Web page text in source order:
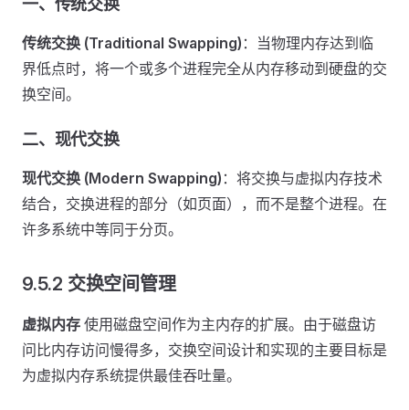
一、传统交换
传统交换 (Traditional Swapping) ：当物理内存达到临
界低点时，将一个或多个进程完全从内存移动到硬盘的交
换空间。
二、现代交换
现代交换 (Modern Swapping) ：将交换与虚拟内存技术
结合，交换进程的部分（如页面），而不是整个进程。在
许多系统中等同于分页。
9.5.2 交换空间管理
虚拟内存 使用磁盘空间作为主内存的扩展。由于磁盘访
问比内存访问慢得多，交换空间设计和实现的主要目标是
为虚拟内存系统提供最佳吞吐量。